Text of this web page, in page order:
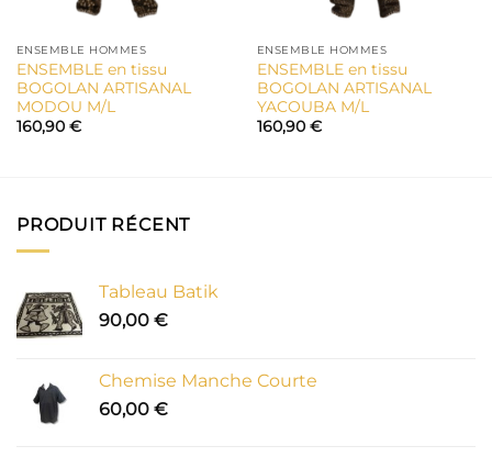
ENSEMBLE HOMMES
ENSEMBLE en tissu
BOGOLAN ARTISANAL
MODOU M/L
160,90 €
ENSEMBLE HOMMES
ENSEMBLE en tissu
BOGOLAN ARTISANAL
YACOUBA M/L
160,90 €
PRODUIT RÉCENT
Tableau Batik
90,00 €
Chemise Manche Courte
60,00 €